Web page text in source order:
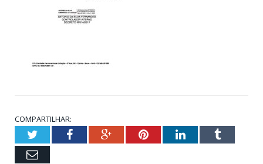
COMPARTILHAR:
TwitterFacebookGoogle+PinterestLinkedInTumblr
Email